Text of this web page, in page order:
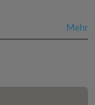
Mehr